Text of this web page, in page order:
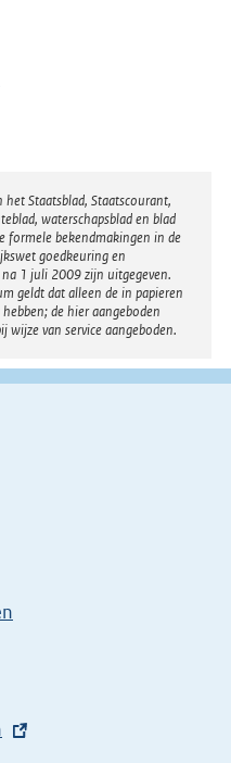
Staatsblad, Staatscourant,
waterschapsblad en blad
formele bekendmakingen in de
goedkeuring en
1 juli 2009 zijn uitgegeven.
geldt dat alleen de in papieren
de hier aangeboden
wijze van service aangeboden.